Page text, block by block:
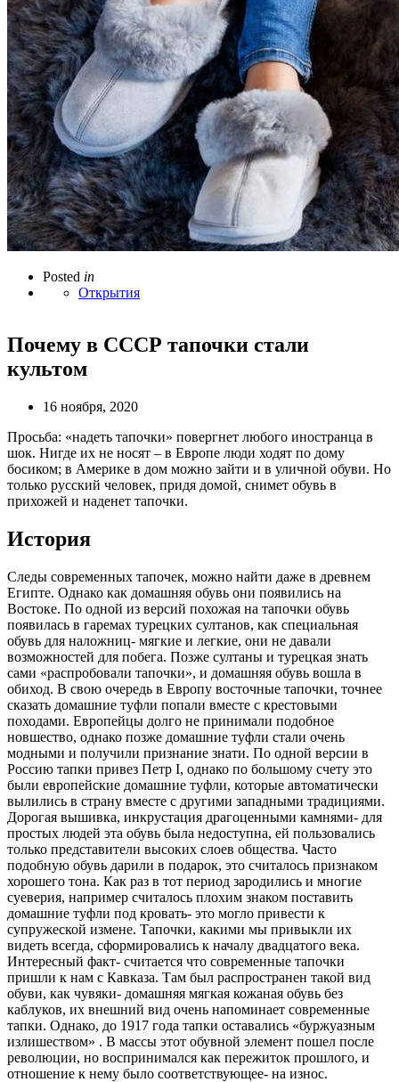
Posted in
Открытия
Почему в СССР тапочки стали
культом
16 ноября, 2020
Просьба: «надеть тапочки» повергнет любого иностранца в
шок. Нигде их не носят – в Европе люди ходят по дому
босиком; в Америке в дом можно зайти и в уличной обуви. Но
только русский человек, придя домой, снимет обувь в
прихожей и наденет тапочки.
История
Следы современных тапочек, можно найти даже в древнем
Египте. Однако как домашняя обувь они появились на
Востоке. По одной из версий похожая на тапочки обувь
появилась в гаремах турецких султанов, как специальная
обувь для наложниц- мягкие и легкие, они не давали
возможностей для побега. Позже султаны и турецкая знать
сами «распробовали тапочки», и домашняя обувь вошла в
обиход. В свою очередь в Европу восточные тапочки, точнее
сказать домашние туфли попали вместе с крестовыми
походами. Европейцы долго не принимали подобное
новшество, однако позже домашние туфли стали очень
модными и получили признание знати. По одной версии в
Россию тапки привез Петр I, однако по большому счету это
были европейские домашние туфли, которые автоматически
вылились в страну вместе с другими западными традициями.
Дорогая вышивка, инкрустация драгоценными камнями- для
простых людей эта обувь была недоступна, ей пользовались
только представители высоких слоев общества. Часто
подобную обувь дарили в подарок, это считалось признаком
хорошего тона. Как раз в тот период зародились и многие
суеверия, например считалось плохим знаком поставить
домашние туфли под кровать- это могло привести к
супружеской измене. Тапочки, какими мы привыкли их
видеть всегда, сформировались к началу двадцатого века.
Интересный факт- считается что современные тапочки
пришли к нам с Кавказа. Там был распространен такой вид
обуви, как чувяки- домашняя мягкая кожаная обувь без
каблуков, их внешний вид очень напоминает современные
тапки. Однако, до 1917 года тапки оставались «буржуазным
излишеством» . В массы этот обувной элемент пошел после
революции, но воспринимался как пережиток прошлого, и
отношение к нему было соответствующее- на износ.